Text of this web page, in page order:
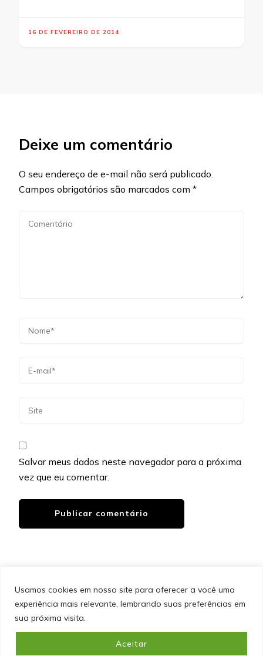
Usamos cookies em nosso site para oferecer a você uma
experiência mais relevante, lembrando suas preferências em
sua próxima visita.
Aceitar
16 DE FEVEREIRO DE 2014
Deixe um comentário
O seu endereço de e-mail não será publicado.
Campos obrigatórios são marcados com *
Salvar meus dados neste navegador para a próxima
vez que eu comentar.
&cópia; Direitos Autorais 2026Portal do Inferno
SITEMAP POLÍTICA DE PRIVACIDADE
EQUIPE